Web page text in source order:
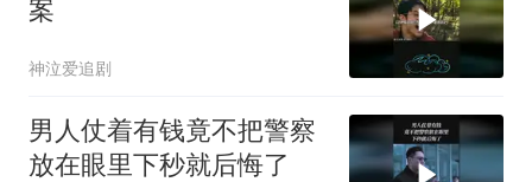
案
神泣爱追剧
男人仗着有钱竟不把警察
放在眼里下秒就后悔了